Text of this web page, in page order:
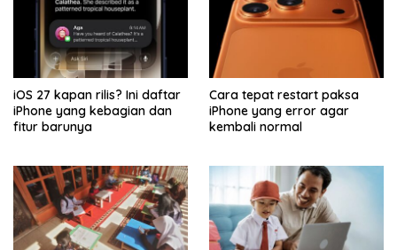
iOS 27 kapan rilis? Ini daftar
iPhone yang kebagian dan
fitur barunya
Cara tepat restart paksa
iPhone yang error agar
kembali normal